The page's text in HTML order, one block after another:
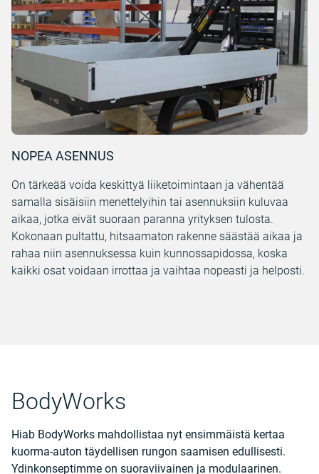
NOPEA ASENNUS
On tärkeää voida keskittyä liiketoimintaan ja vähentää
samalla sisäisiin menettelyihin tai asennuksiin kuluvaa
aikaa, jotka eivät suoraan paranna yrityksen tulosta.
Kokonaan pultattu, hitsaamaton rakenne säästää aikaa ja
rahaa niin asennuksessa kuin kunnossapidossa, koska
kaikki osat voidaan irrottaa ja vaihtaa nopeasti ja helposti.
BodyWorks
Hiab BodyWorks mahdollistaa nyt ensimmäistä kertaa
kuorma-auton täydellisen rungon saamisen edullisesti.
Ydinkonseptimme on suoraviivainen ja modulaarinen.